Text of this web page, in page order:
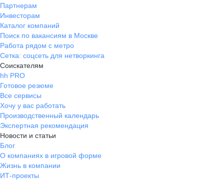
Партнерам
Инвесторам
Каталог компаний
Поиск по вакансиям в Москве
Работа рядом с метро
Сетка: соцсеть для нетворкинга
Соискателям
hh PRO
Готовое резюме
Все сервисы
Хочу у вас работать
Производственный календарь
Экспертная рекомендация
Новости и статьи
Блог
О компаниях в игровой форме
Жизнь в компании
ИТ-проекты